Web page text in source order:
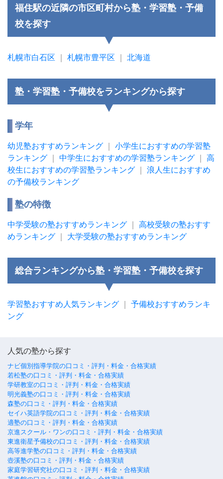
福住駅の近隣の市区町村から塾・学習塾・予備
校を探す
札幌市白石区 札幌市豊平区 北海道
塾・学習塾・予備校をランキングから探す
学年
幼児塾おすすめランキング
小学生におすすめの学習塾
ランキング
中学生におすすめの学習塾ランキング
高
校生におすすめの学習塾ランキング
浪人生におすすめ
の予備校ランキング
塾の特徴
中学受験の塾おすすめランキング
高校受験の塾おすす
めランキング
大学受験の塾おすすめランキング
総合ランキングから塾・学習塾・予備校を探す
学習塾おすすめ人気ランキング
予備校おすすめランキ
ング
人気の塾から探す
ナビ個別指導学院の口コミ・評判・料金・合格実績
若松塾の口コミ・評判・料金・合格実績
学研教室の口コミ・評判・料金・合格実績
明光義塾の口コミ・評判・料金・合格実績
森塾の口コミ・評判・料金・合格実績
セイハ英語学院の口コミ・評判・料金・合格実績
適塾の口コミ・評判・料金・合格実績
京進スクール・ワンの口コミ・評判・料金・合格実績
東進衛星予備校の口コミ・評判・料金・合格実績
高等進学塾の口コミ・評判・料金・合格実績
壺溪塾の口コミ・評判・料金・合格実績
家庭学習研究社の口コミ・評判・料金・合格実績